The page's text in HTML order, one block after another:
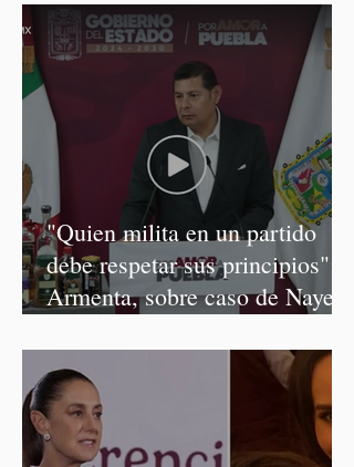
"Quien milita en un partido
debe respetar sus principios":
Armenta, sobre caso de Nayeli